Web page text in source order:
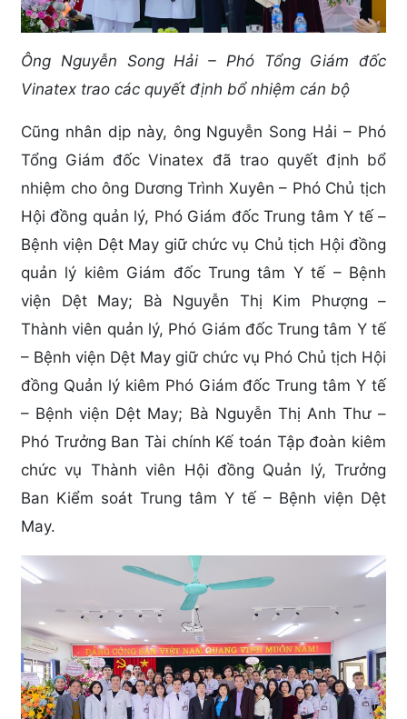
Ông Nguyễn Song Hải – Phó Tổng Giám đốc
Vinatex trao các quyết định bổ nhiệm cán bộ
Cũng nhân dịp này, ông Nguyễn Song Hải – Phó
Tổng Giám đốc Vinatex đã trao quyết định bổ
nhiệm cho ông Dương Trình Xuyên – Phó Chủ tịch
Hội đồng quản lý, Phó Giám đốc Trung tâm Y tế –
Bệnh viện Dệt May giữ chức vụ Chủ tịch Hội đồng
quản lý kiêm Giám đốc Trung tâm Y tế – Bệnh
viện Dệt May; Bà Nguyễn Thị Kim Phượng –
Thành viên quản lý, Phó Giám đốc Trung tâm Y tế
– Bệnh viện Dệt May giữ chức vụ Phó Chủ tịch Hội
đồng Quản lý kiêm Phó Giám đốc Trung tâm Y tế
– Bệnh viện Dệt May; Bà Nguyễn Thị Anh Thư –
Phó Trưởng Ban Tài chính Kế toán Tập đoàn kiêm
chức vụ Thành viên Hội đồng Quản lý, Trưởng
Ban Kiểm soát Trung tâm Y tế – Bệnh viện Dệt
May.